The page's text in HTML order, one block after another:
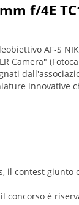
f/4E
AF-S
Camera"
innovative
contest
è